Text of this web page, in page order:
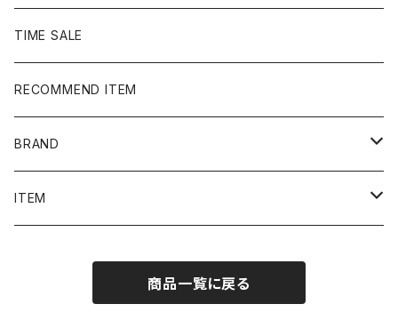
TIME SALE
RECOMMEND ITEM
BRAND
NIKE
ITEM
商品一覧に戻る